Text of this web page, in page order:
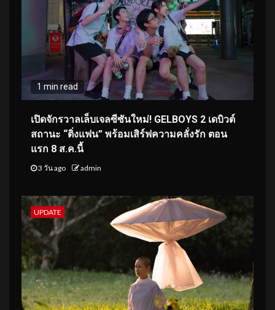
1 min read
เปิดจักรวาลเล็บเจลซีซันใหม่! GELBOYS 2 เดบิวต์
สถานะ “ติ่งแฟน” พร้อมเสิร์ฟความคลั่งรัก ตอน
แรก 8 ส.ค.นี้
3 วัน ago admin
UPDATE